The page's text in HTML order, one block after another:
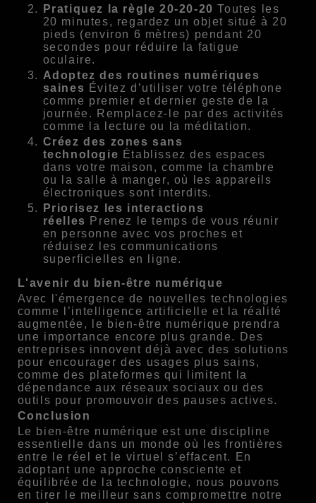
Pratiquez la règle 20-20-20 Toutes les
20 minutes, regardez un objet situé à 20
pieds (environ 6 mètres) pendant 20
secondes pour réduire la fatigue
oculaire.
Adoptez des routines numériques
saines Évitez d’utiliser votre téléphone
comme premier et dernier geste de la
journée. Remplacez-le par des activités
comme la lecture ou la méditation.
Créez des zones sans
technologie Établissez des espaces
dans votre maison, comme la chambre
ou la salle à manger, où les appareils
électroniques sont interdits.
Priorisez les interactions
réelles Prenez le temps de vous réunir
en personne avec vos proches et
réduisez les communications
superficielles en ligne.
L'avenir du bien-être numérique
Avec l'émergence de nouvelles technologies
comme l’intelligence artificielle et la réalité
augmentée, le bien-être numérique prendra
une importance encore plus grande. Des
entreprises innovent déjà avec des solutions
pour encourager des usages plus sains,
comme des plateformes qui limitent la
dépendance aux réseaux sociaux ou des
outils pour promouvoir des pauses actives.
Conclusion
Le bien-être numérique est une discipline
essentielle dans un monde où les frontières
entre le réel et le virtuel s’effacent. En
adoptant une approche consciente et
équilibrée de la technologie, nous pouvons
en tirer le meilleur sans compromettre notre